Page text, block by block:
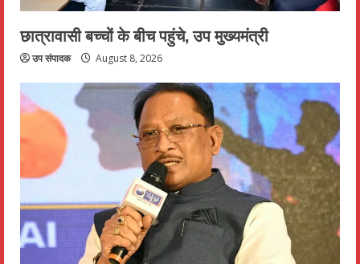
छात्रावासी बच्चों के बीच पहुंचे, उप मुख्यमंत्री
उप संपादक August 8, 2026